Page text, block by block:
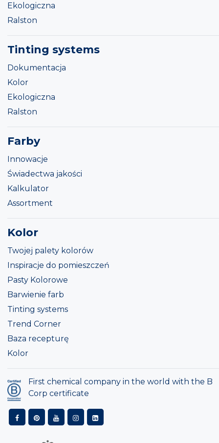
Ekologiczna
Ralston
Tinting systems
Dokumentacja
Kolor
Ekologiczna
Ralston
Farby
Innowacje
Świadectwa jakości
Kalkulator
Assortment
Kolor
Twojej palety kolorów
Inspiracje do pomieszczeń
Pasty Kolorowe
Barwienie farb
Tinting systems
Trend Corner
Baza recepturę
Kolor
First chemical company in the world with the B
Corp certificate